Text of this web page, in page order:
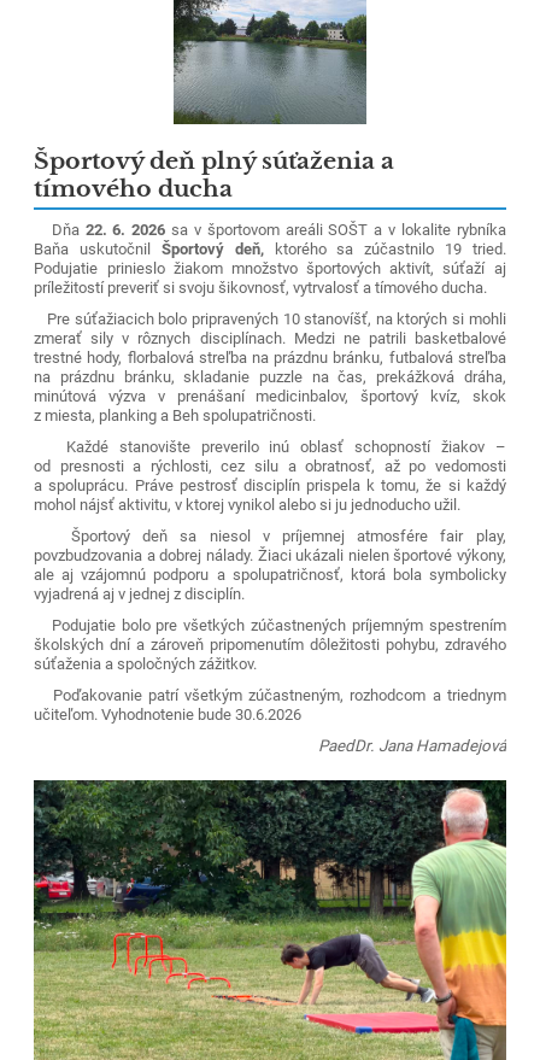
Športový deň plný súťaženia a
tímového ducha
Dňa 22. 6. 2026 sa v športovom areáli SOŠT a v lokalite rybníka
Baňa uskutočnil Športový deň,
ktorého sa zúčastnilo 19 tried.
Podujatie prinieslo žiakom množstvo športových aktivít, súťaží aj
príležitostí preveriť si svoju šikovnosť, vytrvalosť a tímového ducha.
Pre súťažiacich bolo pripravených 10 stanovíšť, na ktorých si mohli
zmerať sily v rôznych disciplínach. Medzi ne patrili basketbalové
trestné hody, florbalová streľba na prázdnu bránku, futbalová streľba
na prázdnu bránku, skladanie puzzle na čas, prekážková dráha,
minútová výzva v prenášaní medicinbalov, športový kvíz, skok
z miesta, planking a Beh spolupatričnosti.
Každé stanovište preverilo inú oblasť schopností žiakov –
od presnosti a rýchlosti, cez silu a obratnosť, až po vedomosti
a spoluprácu. Práve pestrosť disciplín prispela k tomu, že si každý
mohol nájsť aktivitu, v ktorej vynikol alebo si ju jednoducho užil.
Športový deň sa niesol v príjemnej atmosfére fair play,
povzbudzovania a dobrej nálady. Žiaci ukázali nielen športové výkony,
ale aj vzájomnú podporu a spolupatričnosť, ktorá bola symbolicky
vyjadrená aj v jednej z disciplín.
Podujatie bolo pre všetkých zúčastnených príjemným spestrením
školských dní a zároveň pripomenutím dôležitosti pohybu, zdravého
súťaženia a spoločných zážitkov.
Poďakovanie patrí všetkým zúčastneným, rozhodcom a triednym
učiteľom. Vyhodnotenie bude 30.6.2026
PaedDr. Jana Hamadejová